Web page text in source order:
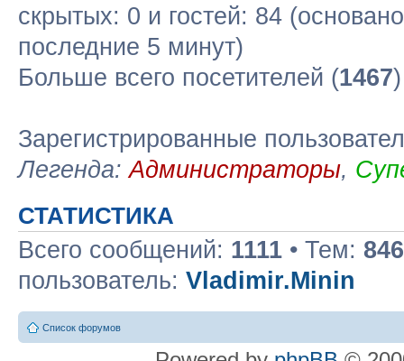
скрытых: 0 и гостей: 84
последние 5 минут)
Больше всего посетителей (1467
Зарегистрированные
Легенда:Администраторы,
СТАТИСТИКА
Всего сообщений: 1111 • Тем: 846
пользователь: Vladimir.Minin
Список форумов